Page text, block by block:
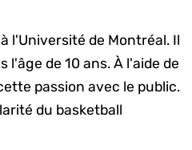
l'Université de Montréal. Il
l'âge de 10 ans. À l'aide de
passion avec le public.
du basketball